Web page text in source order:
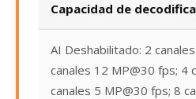
Capacidad de
AI Deshabilitado: 2
canales 12 MP@30 fps; 4
canales 5 MP@30 fps; 8